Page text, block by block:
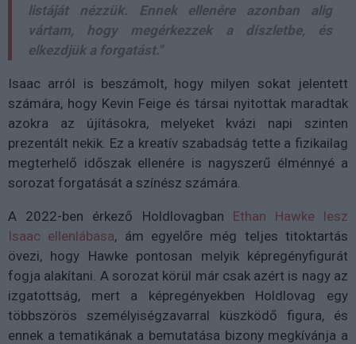
listáját nézzük. Ennek ellenére azonban alig
vártam, hogy megérkezzek a díszletbe, és
elkezdjük a forgatást."
Isaac arról is beszámolt, hogy milyen sokat jelentett
számára, hogy Kevin Feige és társai nyitottak maradtak
azokra az újításokra, melyeket kvázi napi szinten
prezentált nekik. Ez a kreatív szabadság tette a fizikailag
megterhelő időszak ellenére is nagyszerű élménnyé a
sorozat forgatását a színész számára.
A 2022-ben érkező Holdlovagban Ethan Hawke lesz
Isaac ellenlábasa, ám egyelőre még teljes titoktartás
övezi, hogy Hawke pontosan melyik képregényfigurát
fogja alakítani. A sorozat körül már csak azért is nagy az
izgatottság, mert a képregényekben Holdlovag egy
többszörös személyiségzavarral küszködő figura, és
ennek a tematikának a bemutatása bizony megkívánja a